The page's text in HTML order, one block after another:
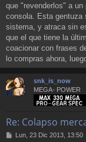
que "revenderlos" a
consola. Esta gentuza
sistema, y atraca sin
que el que tiene la
coacionar con frases
lo compras ahora,
snk_is_now
MEGA- POWER
Re: Colapso
MLun, 23 Dic 2013, 13:50